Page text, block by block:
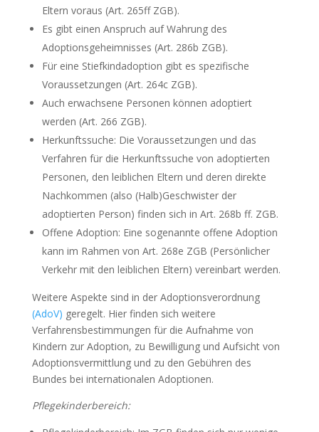
Eltern voraus (Art. 265ff ZGB).
Es gibt einen Anspruch auf Wahrung des
Adoptionsgeheimnisses (Art. 286b ZGB).
Für eine Stiefkindadoption gibt es spezifische
Voraussetzungen (Art. 264c ZGB).
Auch erwachsene Personen können adoptiert
werden (Art. 266 ZGB).
Herkunftssuche: Die Voraussetzungen und das
Verfahren für die Herkunftssuche von adoptierten
Personen, den leiblichen Eltern und deren direkte
Nachkommen (also (Halb)Geschwister der
adoptierten Person) finden sich in Art. 268b ff. ZGB.
Offene Adoption: Eine sogenannte offene Adoption
kann im Rahmen von Art. 268e ZGB (Persönlicher
Verkehr mit den leiblichen Eltern) vereinbart werden.
Weitere Aspekte sind in der Adoptionsverordnung
(AdoV) geregelt. Hier finden sich weitere
Verfahrensbestimmungen für die Aufnahme von
Kindern zur Adoption, zu Bewilligung und Aufsicht von
Adoptionsvermittlung und zu den Gebühren des
Bundes bei internationalen Adoptionen.
Pflegekinderbereich: